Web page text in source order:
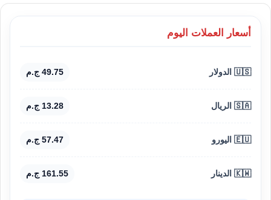
أسعار العملات اليوم
🇺🇸 الدولار 49.75 ج.م
🇸🇦 الريال 13.28 ج.م
🇪🇺 اليورو 57.47 ج.م
🇰🇼 الدينار 161.55 ج.م